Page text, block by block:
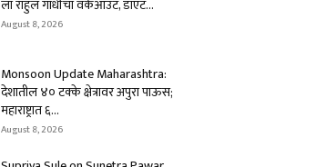
ला राहुल गांधींचा वर्कआउट, डाएट...
August 8, 2026
Monsoon Update Maharashtra:
देशातील ४० टक्के क्षेत्रावर अपुरा पाऊस;
महाराष्ट्रात ६...
August 8, 2026